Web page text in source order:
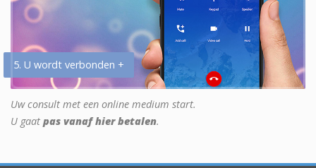
5. U wordt verbonden +
Uw consult met een online medium start.
U gaat pas vanaf hier betalen.